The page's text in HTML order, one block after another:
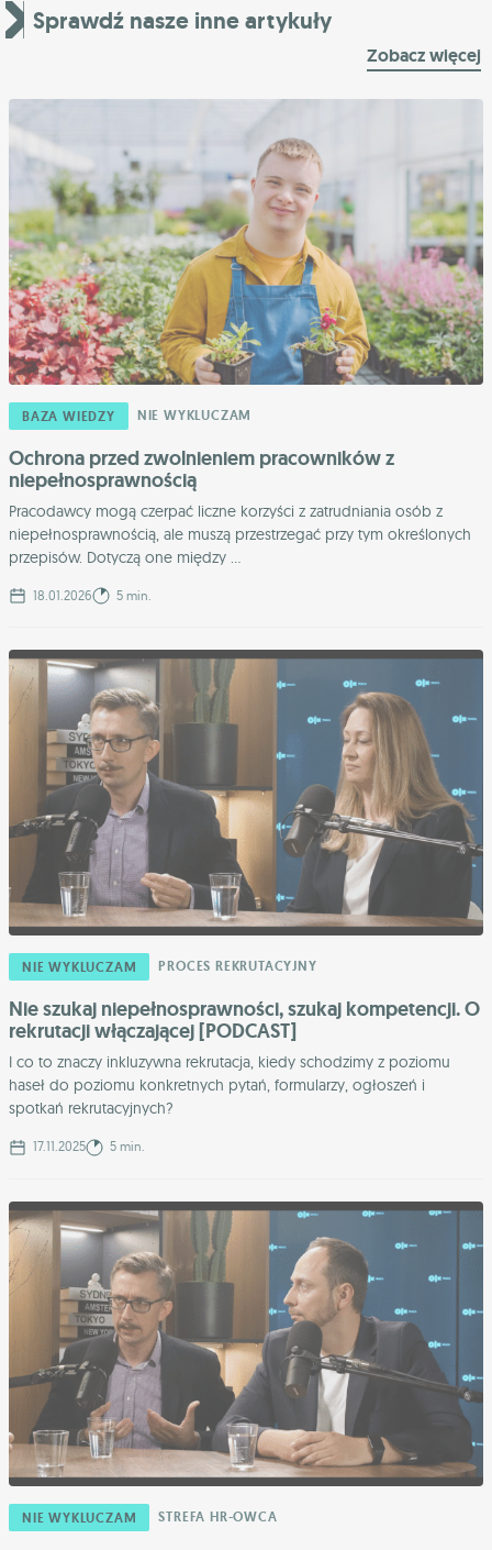
Sprawdź nasze inne artykuły
Zobacz więcej
BAZA WIEDZY NIE WYKLUCZAM
Ochrona przed zwolnieniem pracowników z
niepełnosprawnością
Pracodawcy mogą czerpać liczne korzyści z zatrudniania osób z
niepełnosprawnością, ale muszą przestrzegać przy tym określonych
przepisów. Dotyczą one między ...
18.01.2026 5 min.
NIE WYKLUCZAM PROCES REKRUTACYJNY
Nie szukaj niepełnosprawności, szukaj kompetencji. O
rekrutacji włączającej [PODCAST]
I co to znaczy inkluzywna rekrutacja, kiedy schodzimy z poziomu
haseł do poziomu konkretnych pytań, formularzy, ogłoszeń i
spotkań rekrutacyjnych?
17.11.2025 5 min.
NIE WYKLUCZAM STREFA HR-OWCA